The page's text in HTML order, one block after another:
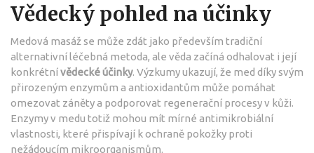
Vědecký pohled na účinky
Medová masáž se může zdát jako především tradiční
alternativní léčebná metoda, ale věda začíná odhalovat i její
konkrétnívědecké účinky. Výzkumy ukazují, že med díky svým
přirozeným enzymům a antioxidantům může pomáhat
omezovat záněty a podporovat regenerační procesy v kůži.
Enzymy v medu totiž mohou mít mírné antimikrobiální
vlastnosti, které přispívají k ochraně pokožky proti
nežádoucím mikroorganismům.